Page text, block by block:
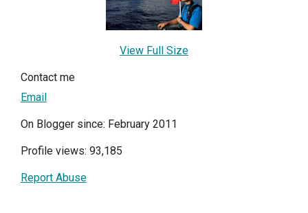
View Full Size
Contact me
Email
On Blogger since: February 2011
Profile views: 93,185
Report Abuse